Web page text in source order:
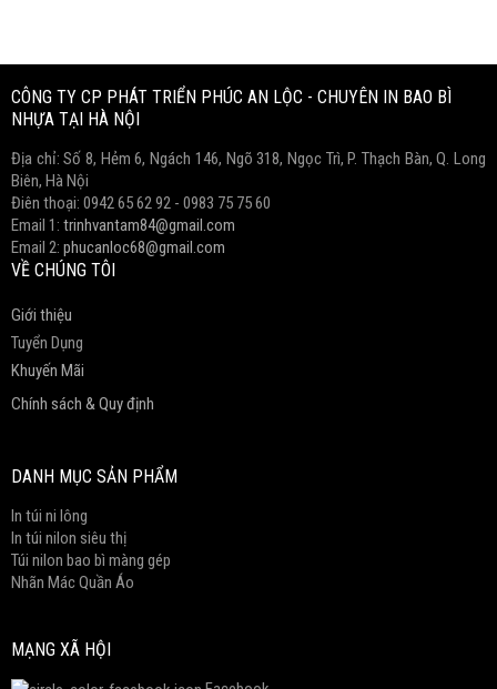
CÔNG TY CP PHÁT TRIỂN PHÚC AN LỘC - CHUYÊN IN BAO BÌ
NHỰA TẠI HÀ NỘI
Địa chỉ: Số 8, Hẻm 6, Ngách 146, Ngõ 318, Ngọc Trì, P. Thạch Bàn, Q. Long
Biên, Hà Nội
Điên thoại: 0942 65 62 92 - 0983 75 75 60
Email 1: trinhvantam84@gmail.com
Email 2: phucanloc68@gmail.com
VỀ CHÚNG TÔI
Giới thiệu
Tuyển Dụng
Khuyến Mãi
Chính sách & Quy định
DANH MỤC SẢN PHẨM
In túi ni lông
In túi nilon siêu thị
Túi nilon bao bì màng gép
Nhãn Mác Quần Áo
MẠNG XÃ HỘI